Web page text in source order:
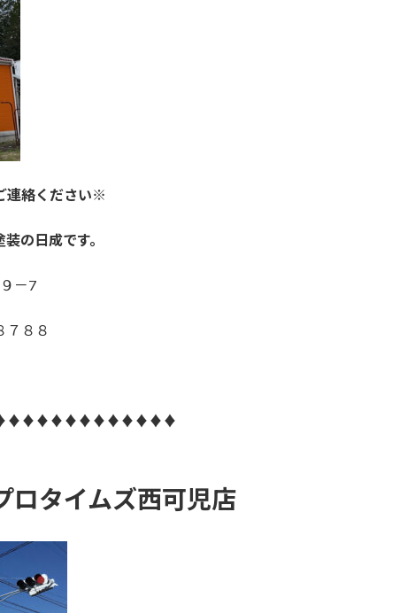
連絡ください※
の日成です。
－7
８８
ロタイムズ西可児店